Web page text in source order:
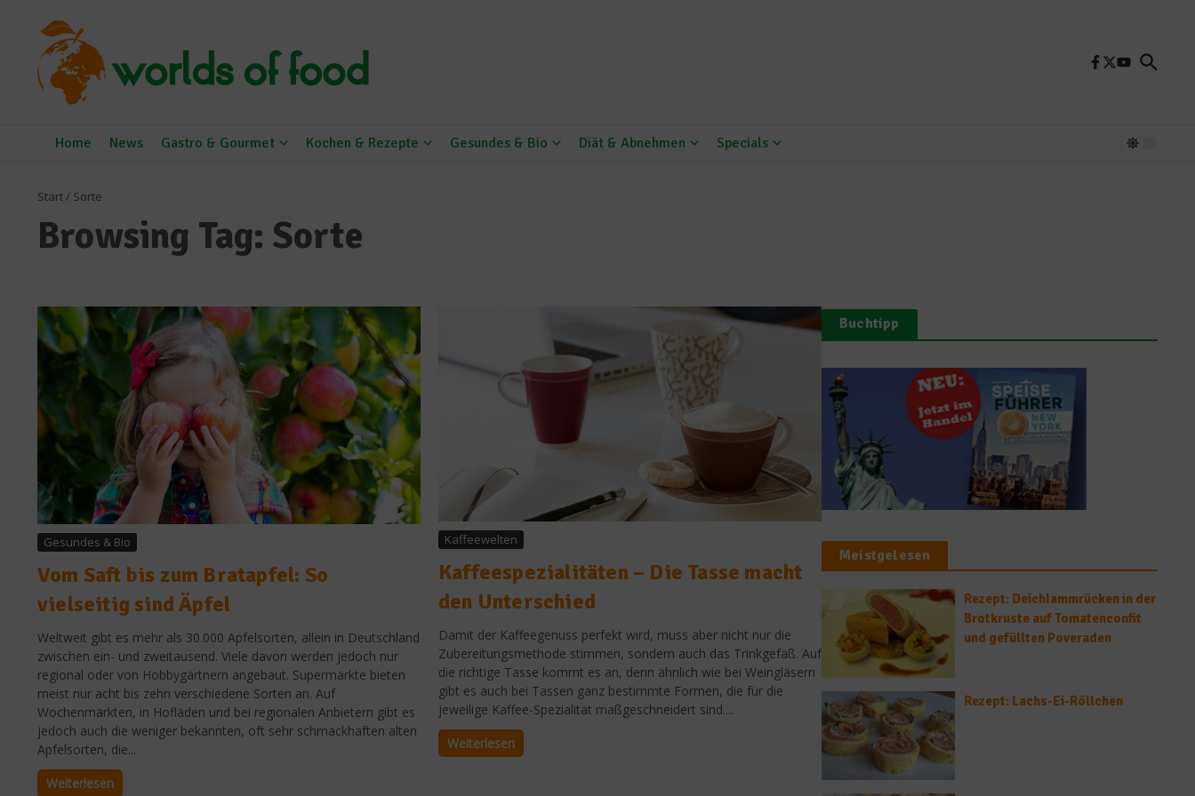
Home News Gastro & Gourmet Kochen & Rezepte Gesundes & Bio Diät & Abnehmen Specials
Start/ Sorte
Browsing Tag: Sorte
Gesundes & Bio
Vom Saft bis zum Bratapfel: So
vielseitig sind Äpfel
Weltweit gibt es mehr als 30.000 Apfelsorten, allein in Deutschland
zwischen ein- und zweitausend. Viele davon werden jedoch nur
regional oder von Hobbygärtnern angebaut. Supermärkte bieten
meist nur acht bis zehn verschiedene Sorten an. Auf
Wochenmärkten, in Hofläden und bei regionalen Anbietern gibt es
jedoch auch die weniger bekannten, oft sehr schmackhaften alten
Apfelsorten, die...
Weiterlesen
Kaffeewelten
Kaffeespezialitäten – Die Tasse macht
den Unterschied
Damit der Kaffeegenuss perfekt wird, muss aber nicht nur die
Zubereitungsmethode stimmen, sondern auch das Trinkgefäß. Auf
die richtige Tasse kommt es an, denn ähnlich wie bei Weingläsern
gibt es auch bei Tassen ganz bestimmte Formen, die für die
jeweilige Kaffee-Spezialität maßgeschneidert sind....
Weiterlesen
Buchtipp
Meistgelesen
Rezept: Deichlammrücken in der
Brotkruste auf Tomatenconfit
und gefüllten Poveraden
Rezept: Lachs-Ei-Röllchen